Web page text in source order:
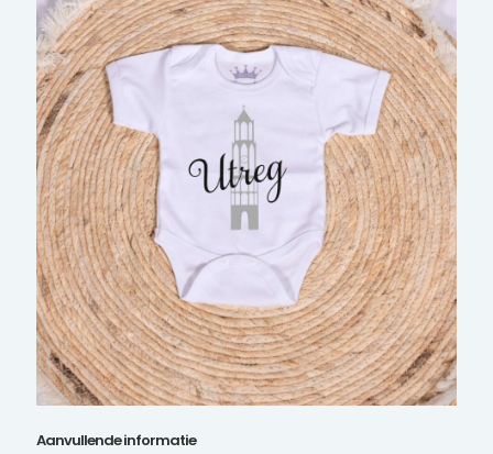
Aanvullende informatie